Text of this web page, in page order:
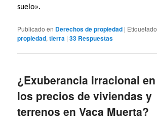
suelo».
Publicado en Derechos de propiedad | Etiquetado
propiedad,tierra |33 Respuestas
¿Exuberancia irracional en
los precios de viviendas y
terrenos en Vaca Muerta?